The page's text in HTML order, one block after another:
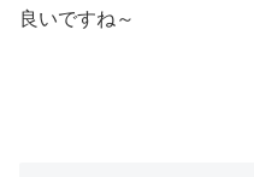
良いですね～